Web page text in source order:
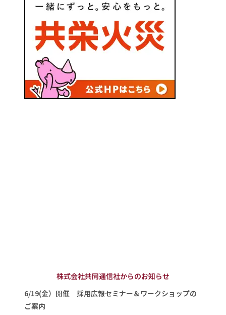
株式会社共同通信社からのお知らせ
6/19(金）開催 採用広報セミナー＆ワークショップの
ご案内